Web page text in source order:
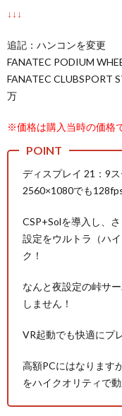
↓↓↓
追記：ハンコンを変更
FANATEC PODIUM
FANATEC CLUBSPORT
万
※価格は購入当時の価格
ディスプレイ 21：9
2560×1080でも
CSP+Solを導入し、さ
設定をウルトラ（ハ
ク！
なんと夜設定の峠サ
しません！
VR起動でも快適にプ
高額PCにはなります
をハイクオリティで